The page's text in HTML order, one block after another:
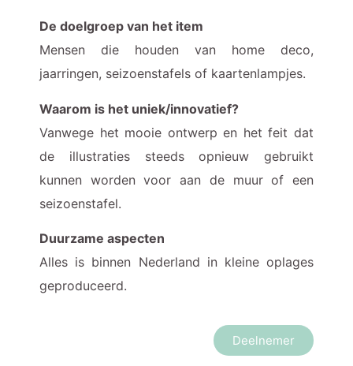
De doelgroep van het item
Mensen die houden van home deco,
jaarringen, seizoenstafels of kaartenlampjes.
Waarom is het uniek/innovatief?
Vanwege het mooie ontwerp en het feit dat
de illustraties steeds opnieuw gebruikt
kunnen worden voor aan de muur of een
seizoenstafel.
Duurzame aspecten
Alles is binnen Nederland in kleine oplages
geproduceerd.
Deelnemer